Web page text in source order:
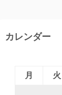
カレンダー
月
火